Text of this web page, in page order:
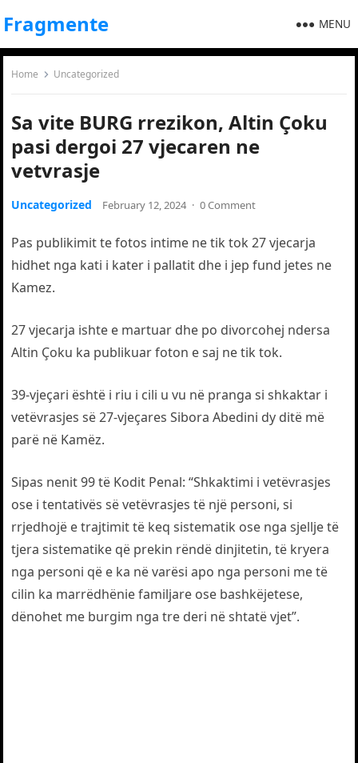
Fragmente MENU
Home Uncategorized
Sa vite BURG rrezikon, Altin Çoku
pasi dergoi 27 vjecaren ne
vetvrasje
Uncategorized February 12, 2024 · 0 Comment
Pas publikimit te fotos intime ne tik tok 27 vjecarja
hidhet nga kati i kater i pallatit dhe i jep fund jetes ne
Kamez.
27 vjecarja ishte e martuar dhe po divorcohej ndersa
Altin Çoku ka publikuar foton e saj ne tik tok.
39-vjeçari është i riu i cili u vu në pranga si shkaktar i
vetëvrasjes së 27-vjeçares Sibora Abedini dy ditë më
parë në Kamëz.
Sipas nenit 99 të Kodit Penal: “Shkaktimi i vetëvrasjes
ose i tentativës së vetëvrasjes të një personi, si
rrjedhojë e trajtimit të keq sistematik ose nga sjellje të
tjera sistematike që prekin rëndë dinjitetin, të kryera
nga personi që e ka në varësi apo nga personi me të
cilin ka marrëdhënie familjare ose bashkëjetese,
dënohet me burgim nga tre deri në shtatë vjet”.